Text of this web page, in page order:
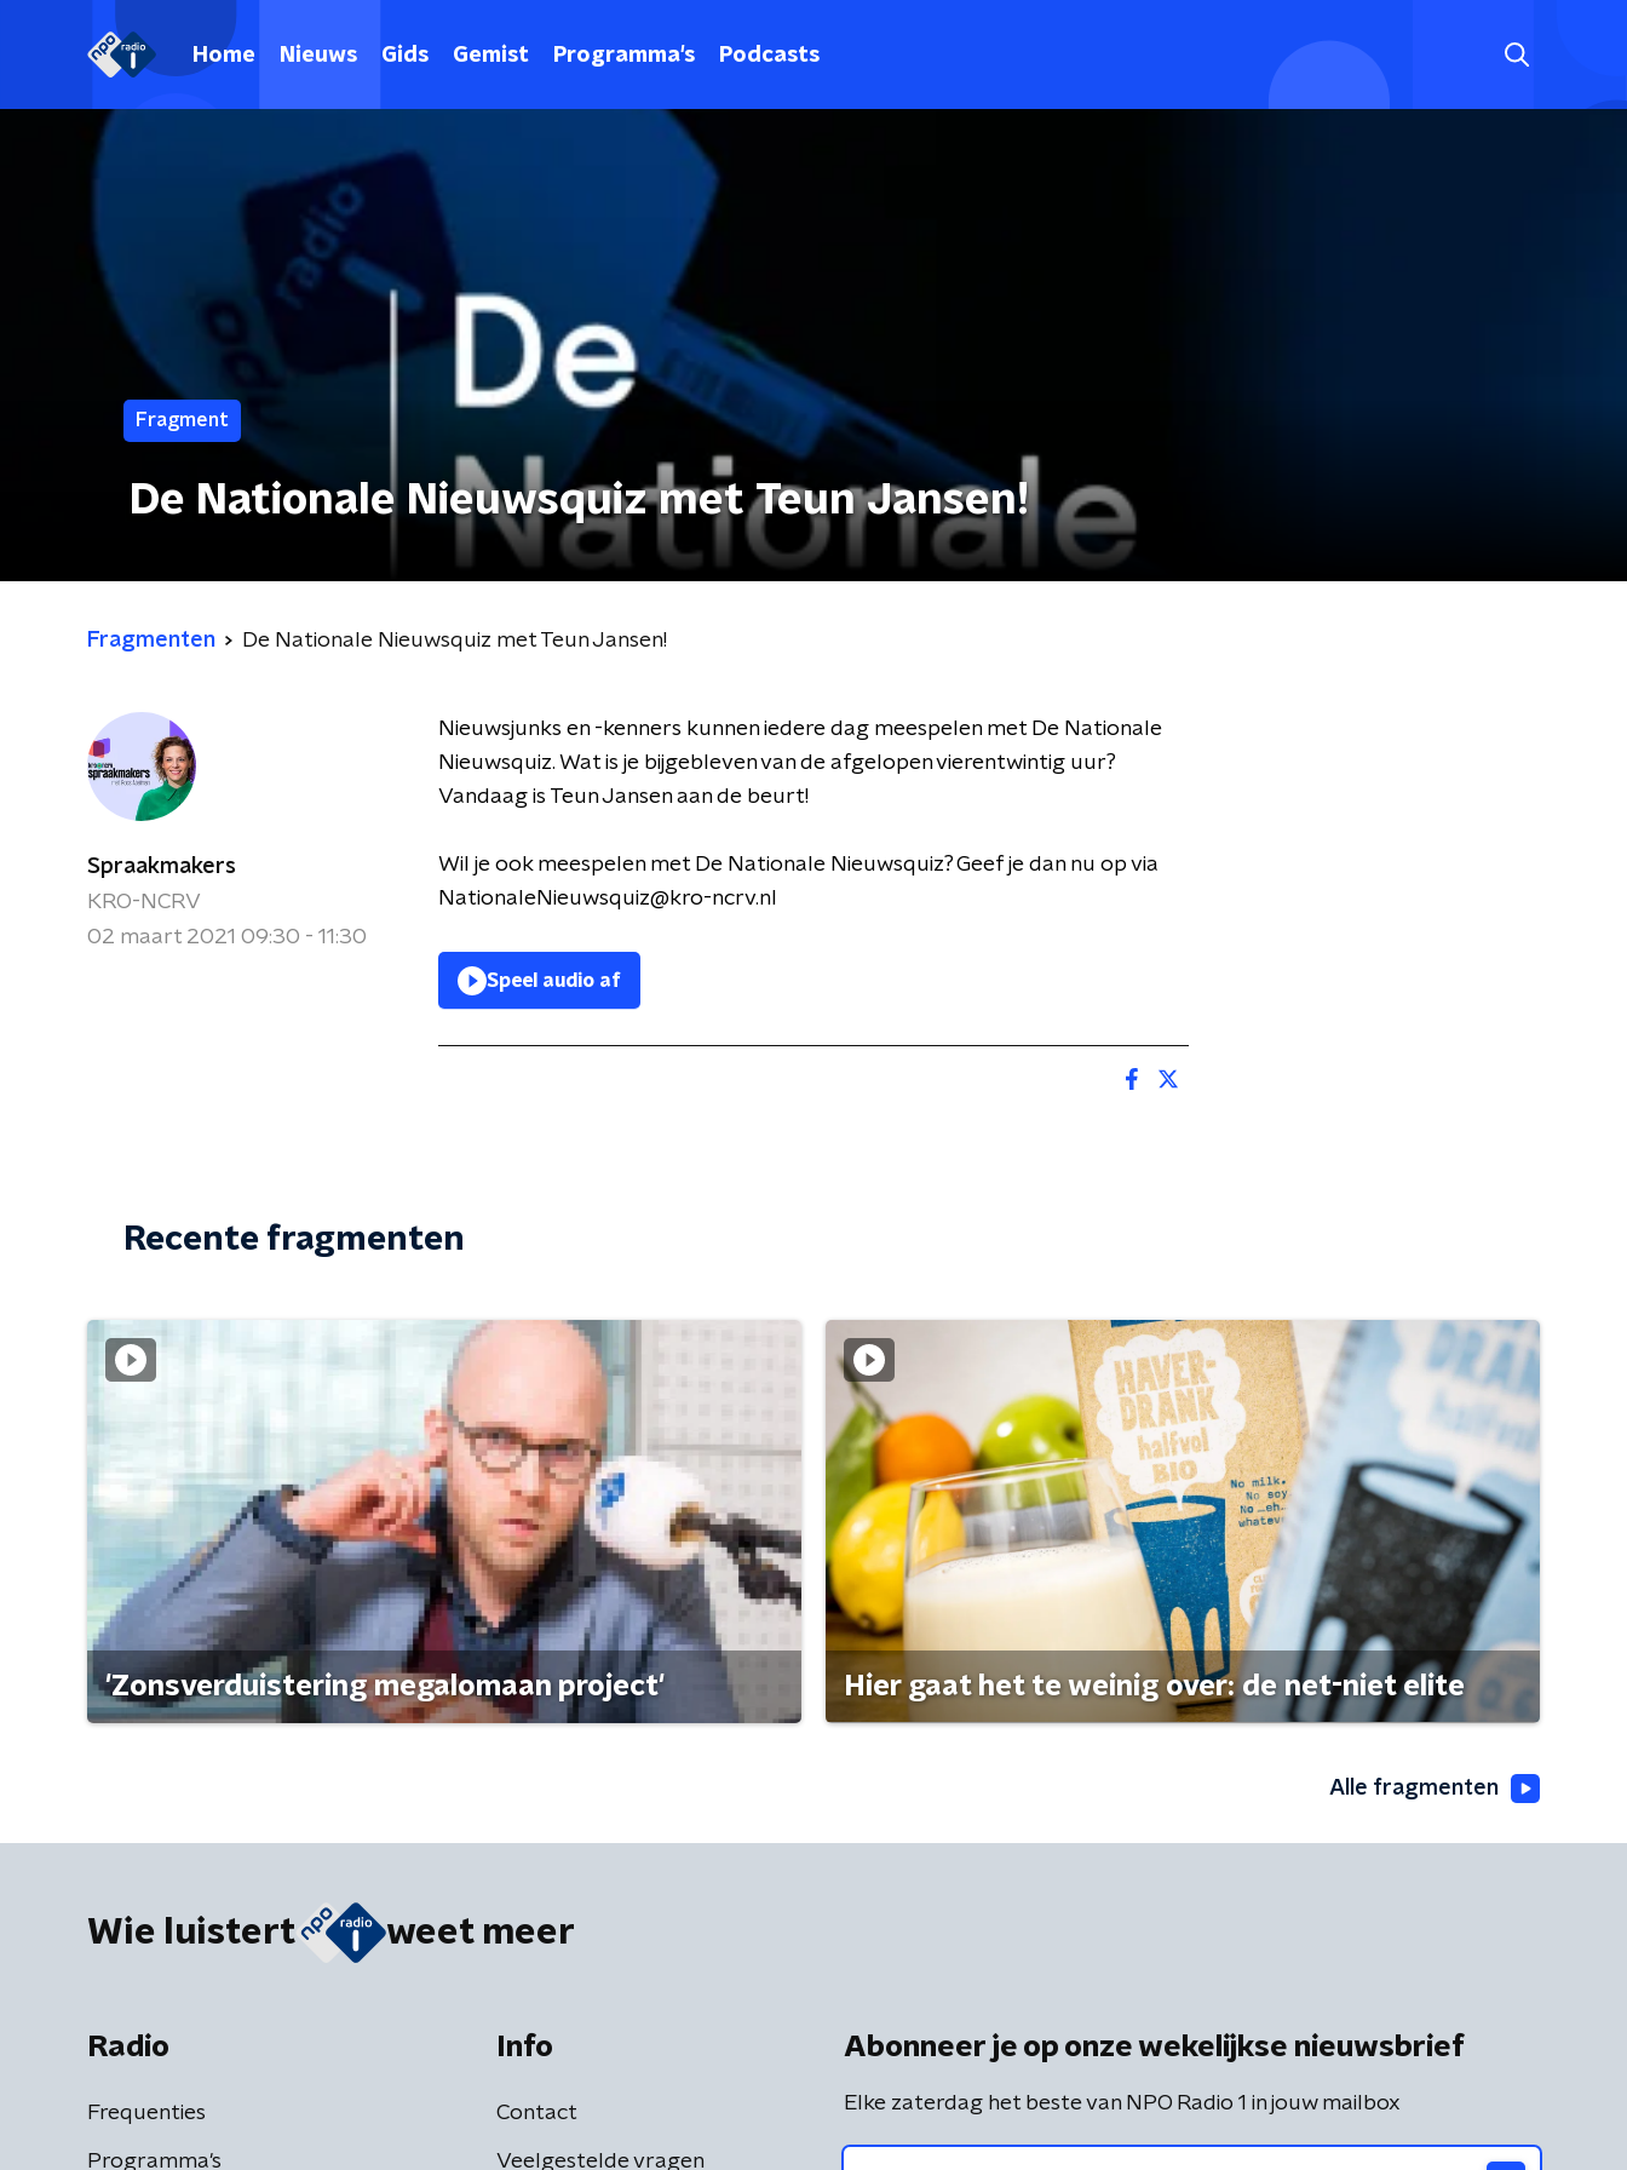
Home Nieuws Gids Gemist Programma's Podcasts
Fragment
De Nationale Nieuwsquiz met Teun Jansen!
Fragmenten De Nationale Nieuwsquiz met Teun Jansen!
Spraakmakers
KRO-NCRV
02 maart 2021 09:30 - 11:30
Nieuwsjunks en -kenners kunnen iedere dag meespelen met De Nationale
Nieuwsquiz. Wat is je bijgebleven van de afgelopen vierentwintig uur?
Vandaag is Teun Jansen aan de beurt!
Wil je ook meespelen met De Nationale Nieuwsquiz? Geef je dan nu op via
NationaleNieuwsquiz@kro-ncrv.nl
Speel audio af
Recente fragmenten
'Zonsverduistering megalomaan project' Hier gaat het te weinig over: de net-niet elite
Alle fragmenten
Wie luistert weet meer
Radio
Frequenties
Programma's
Info
Contact
Veelgestelde vragen
Abonneer je op onze wekelijkse nieuwsbrief
Elke zaterdag het beste van NPO Radio 1 in jouw mailbox